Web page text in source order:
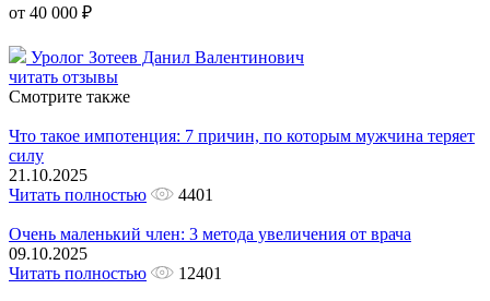
от 40 000 ₽
Уролог Зотеев Данил Валентинович
читать отзывы
Смотрите также
Что такое импотенция: 7 причин, по которым мужчина теряет
силу
21.10.2025
Читать полностью
4401
Очень маленький член: 3 метода увеличения от врача
09.10.2025
Читать полностью
12401